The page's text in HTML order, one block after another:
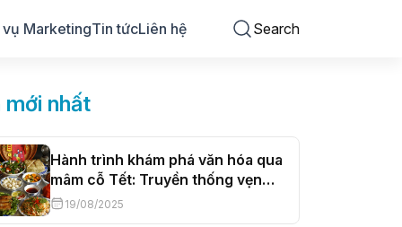
MarketingTin tứcLiên hệ Search
mới nhất
Hành trình khám phá văn hóa qua
mâm cỗ Tết: Truyền thống vẹn
nguyên, hơi thở đương đại
19/08/2025